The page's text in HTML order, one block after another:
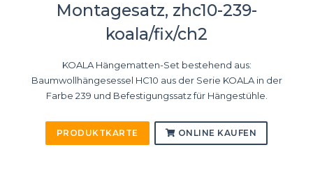
Montagesatz, zhc10-239-
koala/fix/ch2
KOALA Hängematten-Set bestehend aus:
Baumwollhängesessel HC10 aus der Serie KOALA in der
Farbe 239 und Befestigungssatz für Hängestühle.
PRODUKTKARTE ONLINE KAUFEN